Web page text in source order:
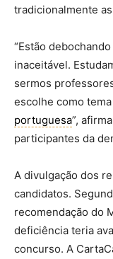
tradicionalmente
“Estão
inaceitável.
sermos
escolhe como
portuguesa”,
participantes da
A divulgação dos
candidatos.
recomendação do
deficiência teria
concurso. A